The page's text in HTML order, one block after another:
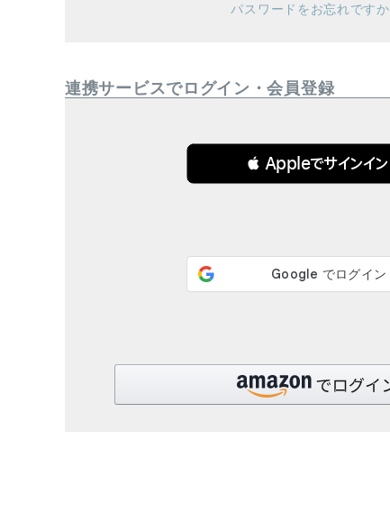
パスワードをお忘れですか
連携サービスでログイン・会員登録
 Appleでサインイン